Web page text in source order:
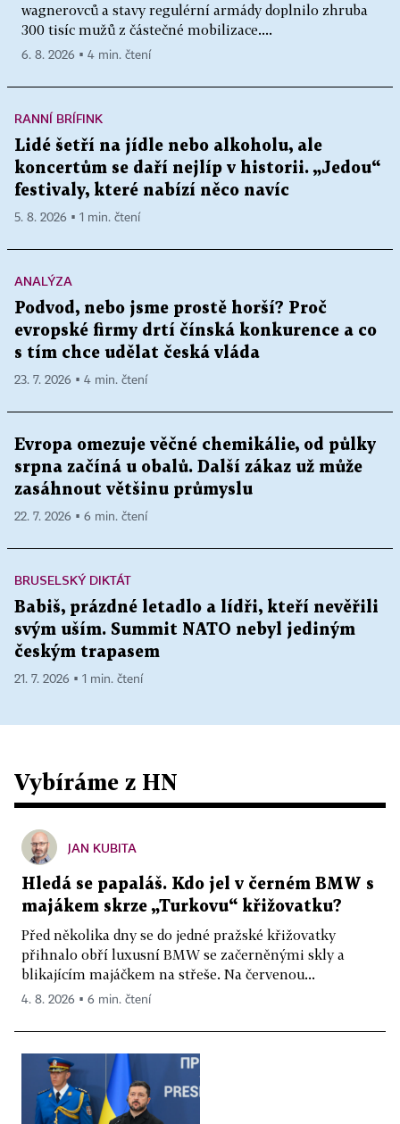
wagnerovců a stavy regulérní armády doplnilo zhruba
300 tisíc mužů z částečné mobilizace....
6. 8. 2026 ▪ 4 min. čtení
RANNÍ BRÍFINK
Lidé šetří na jídle nebo alkoholu, ale
koncertům se daří nejlíp v historii. „Jedou“
festivaly, které nabízí něco navíc
5. 8. 2026 ▪ 1 min. čtení
ANALÝZA
Podvod, nebo jsme prostě horší? Proč
evropské firmy drtí čínská konkurence a co
s tím chce udělat česká vláda
23. 7. 2026 ▪ 4 min. čtení
Evropa omezuje věčné chemikálie, od půlky
srpna začíná u obalů. Další zákaz už může
zasáhnout většinu průmyslu
22. 7. 2026 ▪ 6 min. čtení
BRUSELSKÝ DIKTÁT
Babiš, prázdné letadlo a lídři, kteří nevěřili
svým uším. Summit NATO nebyl jediným
českým trapasem
21. 7. 2026 ▪ 1 min. čtení
Vybíráme z HN
JAN KUBITA
Hledá se papaláš. Kdo jel v černém BMW s
majákem skrze „Turkovu“ křižovatku?
Před několika dny se do jedné pražské křižovatky
přihnalo obří luxusní BMW se začerněnými skly a
blikajícím majáčkem na střeše. Na červenou...
4. 8. 2026 ▪ 6 min. čtení